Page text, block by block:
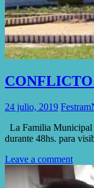
24 julio, 2019 Festram
La Familia Municipal
durante 48hs. para
Leave a comment